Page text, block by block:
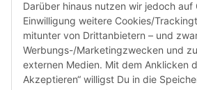
Darüber hinaus nutzen wir jedoch auf
Einwilligung weitere Cookies/
mitunter von Drittanbietern – und
Werbungs-/Marketingzwecken und
externen Medien. Mit dem Anklicken
Akzeptieren“ willigst Du in die
Susannenstraße 21a, DE-20357
Tel: +49 (0)40 432 76 990
Email:
shop@audiolith.net
Servicezeiten (Mo.-Fr.) 11:00 - 15:00